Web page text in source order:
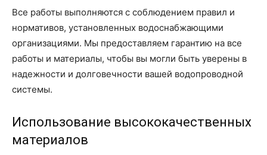
Все работы выполняются с соблюдением правил и
нормативов, установленных водоснабжающими
организациями. Мы предоставляем гарантию на все
работы и материалы, чтобы вы могли быть уверены в
надежности и долговечности вашей водопроводной
системы.
Использование высококачественных
материалов